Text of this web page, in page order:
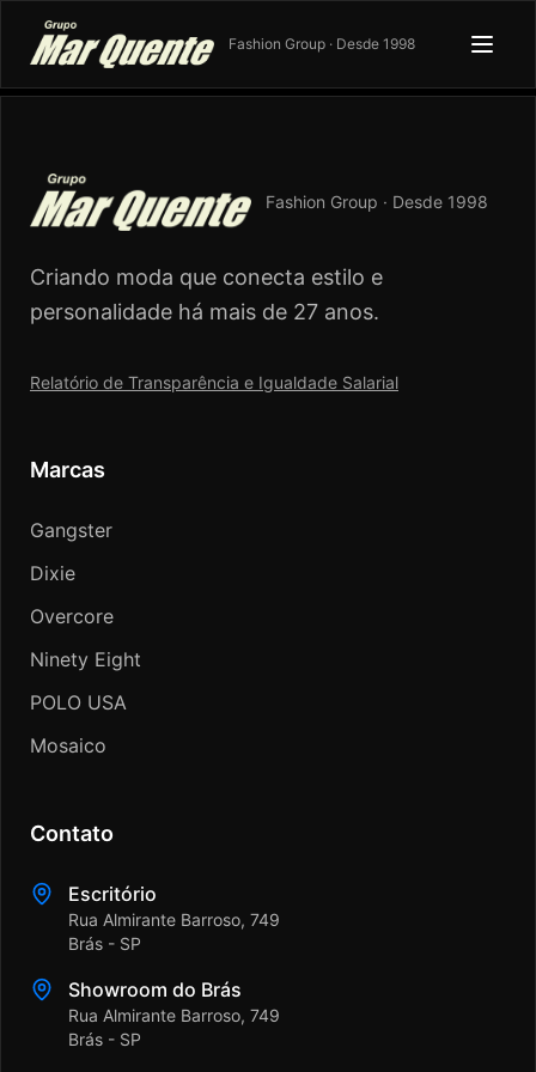
Fashion Group · Desde 1998
Fashion Group · Desde 1998
Criando moda que conecta estilo e
personalidade há mais de 27 anos.
Relatório de Transparência e Igualdade Salarial
Marcas
Gangster
Dixie
Overcore
Ninety Eight
POLO USA
Mosaico
Contato
Escritório
Rua Almirante Barroso, 749
Brás - SP
Showroom do Brás
Rua Almirante Barroso, 749
Brás - SP